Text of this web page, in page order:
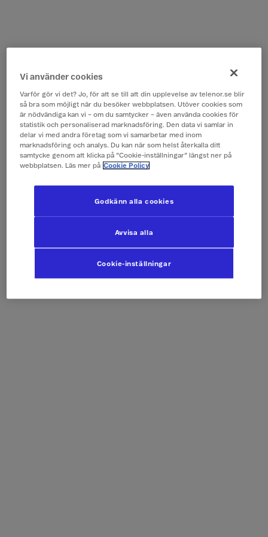
Vi använder cookies
Varför gör vi det? Jo, för att se till att din upplevelse av telenor.se blir
så bra som möjligt när du besöker webbplatsen. Utöver cookies som
är nödvändiga kan vi – om du samtycker – även använda cookies för
statistik och personaliserad marknadsföring. Den data vi samlar in
delar vi med andra företag som vi samarbetar med inom
marknadsföring och analys. Du kan när som helst återkalla ditt
samtycke genom att klicka på ”Cookie-inställningar” längst ner på
webbplatsen. Läs mer på Cookie Policy
Cookie-inställningar
Avvisa alla
Godkänn alla cookies